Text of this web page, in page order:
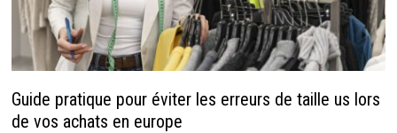
Guide pratique pour éviter les erreurs de taille us lors
de vos achats en europe